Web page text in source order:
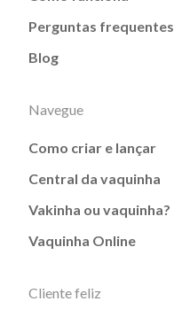
Perguntas frequentes
Blog
Navegue
Como criar e lançar
Central da vaquinha
Vakinha ou vaquinha?
Vaquinha Online
Cliente feliz